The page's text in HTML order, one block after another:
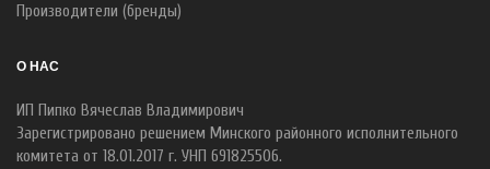
Производители (бренды)
О НАС
ИП Пипко Вячеслав Владимирович
Зарегистрировано решением Минского районного исполнительного
комитета от 18.01.2017 г. УНП 691825506.